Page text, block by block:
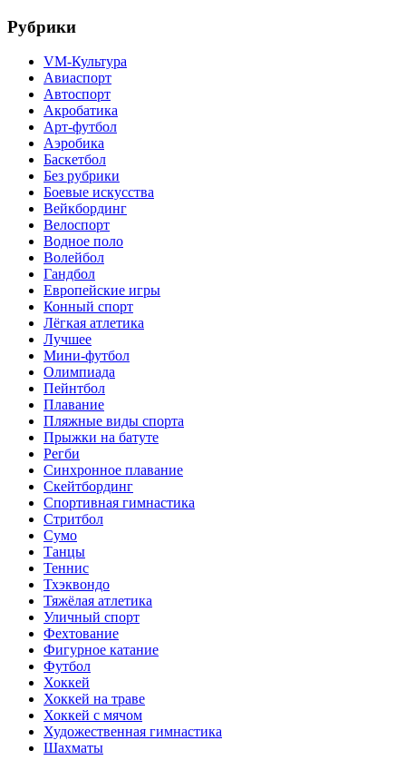
Рубрики
VM-Культура
Авиаспорт
Автоспорт
Акробатика
Арт-футбол
Аэробика
Баскетбол
Без рубрики
Боевые искусства
Вейкбординг
Велоспорт
Водное поло
Волейбол
Гандбол
Европейские игры
Конный спорт
Лёгкая атлетика
Лучшее
Мини-футбол
Олимпиада
Пейнтбол
Плавание
Пляжные виды спорта
Прыжки на батуте
Регби
Синхронное плавание
Скейтбординг
Спортивная гимнастика
Стритбол
Сумо
Танцы
Теннис
Тхэквондо
Тяжёлая атлетика
Уличный спорт
Фехтование
Фигурное катание
Футбол
Хоккей
Хоккей на траве
Хоккей с мячом
Художественная гимнастика
Шахматы